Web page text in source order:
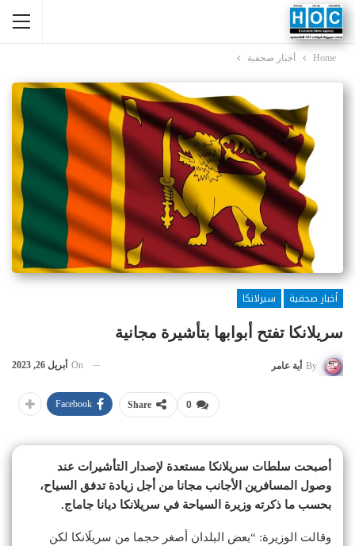
Home أخبار صحفية
أخبار صحفية
سيرلانكا
سريلانكا تفتح أبوابها بتأشيرة مجانية
By أية عامر On أبريل 26, 2023
0
Share
Facebook
أصبحت سلطات سريلانكا مستعدة لإصدار التأشيرات عند
وصول المسافرين الأجانب مجانا من أجل زيادة تدفق السياح،
بحسب ما ذكرته وزيرة السياحة في سريلانكا ديانا جاماج.
وقالت الوزيرة: “بعض البلدان أصغر حجما من سريلَانكا لكن